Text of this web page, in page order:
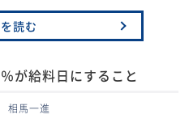
読む
が給料日にすること
相馬一進